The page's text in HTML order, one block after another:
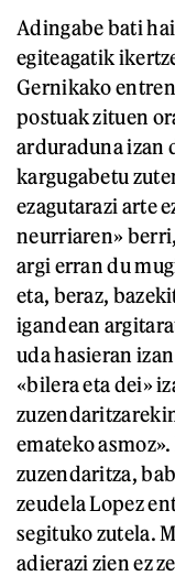
Adingabe bati
egiteagatik
Gernikako
postuak zituen
arduraduna izan
kargugabetu
ezagutarazi arte
neurriaren»
argi erran du
eta, beraz,
igandean
uda hasieran
«bilera eta dei»
emateko
zuzendaritza,
zeudela Lopez
segituko zutela.
adierazi zien ez